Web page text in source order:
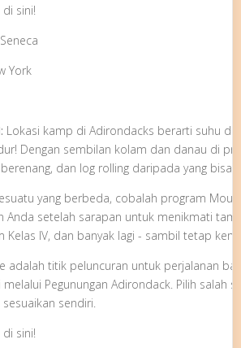
sini!
York
Lokasi kamp di Adirondacks berarti suhu
Dengan sembilan kolam dan danau di
dan log rolling daripada yang bisa
yang berbeda, cobalah program
Anda setelah sarapan untuk menikmati
Kelas IV, dan banyak lagi - sambil tetap
adalah titik peluncuran untuk perjalanan
Pegunungan Adirondack. Pilih salah
sendiri.
sini!